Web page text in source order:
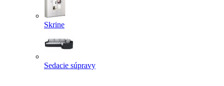
Skrine
Sedacie súpravy